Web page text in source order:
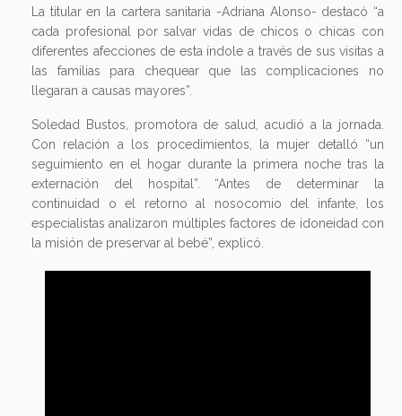
La titular en la cartera sanitaria -Adriana Alonso- destacó “a
cada profesional por salvar vidas de chicos o chicas con
diferentes afecciones de esta índole a través de sus visitas a
las familias para chequear que las complicaciones no
llegaran a causas mayores”.
Soledad Bustos, promotora de salud, acudió a la jornada.
Con relación a los procedimientos, la mujer detalló “un
seguimiento en el hogar durante la primera noche tras la
externación del hospital”. “Antes de determinar la
continuidad o el retorno al nosocomio del infante, los
especialistas analizaron múltiples factores de idoneidad con
la misión de preservar al bebé”, explicó.